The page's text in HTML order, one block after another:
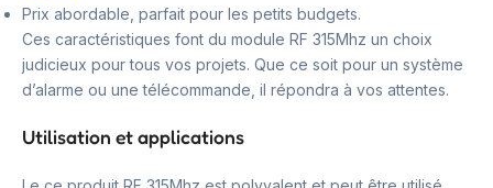
Prix abordable, parfait pour les petits budgets.
Ces caractéristiques font du module RF 315Mhz un choix
judicieux pour tous vos projets. Que ce soit pour un système
d’alarme ou une télécommande, il répondra à vos attentes.
Utilisation et applications